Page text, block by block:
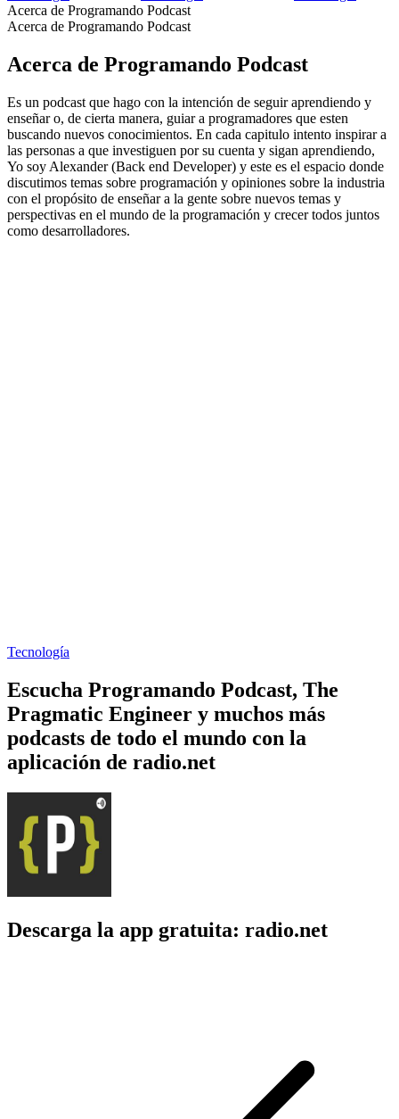
Acerca de Programando Podcast
Acerca de Programando Podcast
Acerca de Programando Podcast
Es un podcast que hago con la intención de seguir aprendiendo y
enseñar o, de cierta manera, guiar a programadores que esten
buscando nuevos conocimientos. En cada capitulo intento inspirar a
las personas a que investiguen por su cuenta y sigan aprendiendo,
Yo soy Alexander (Back end Developer) y este es el espacio donde
discutimos temas sobre programación y opiniones sobre la industria
con el propósito de enseñar a la gente sobre nuevos temas y
perspectivas en el mundo de la programación y crecer todos juntos
como desarrolladores.
Tecnología
Escucha Programando Podcast, The
Pragmatic Engineer y muchos más
podcasts de todo el mundo con la
aplicación de radio.net
Descarga la app gratuita: radio.net